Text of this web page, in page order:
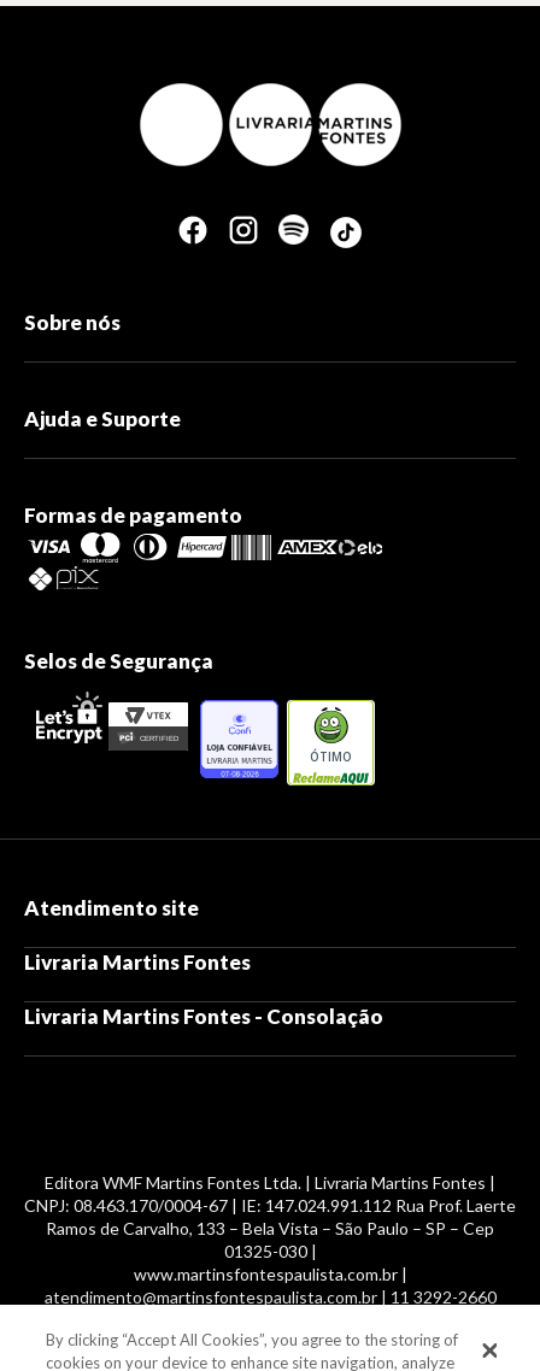
Sobre nós
Ajuda e Suporte
Formas de pagamento
Selos de Segurança
ÓTIMO
Atendimento site
Livraria Martins Fontes
Livraria Martins Fontes - Consolação
Editora WMF Martins Fontes Ltda. | Livraria Martins Fontes |
CNPJ: 08.463.170/0004-67 | IE: 147.024.991.112 Rua Prof. Laerte
Ramos de Carvalho, 133 – Bela Vista – São Paulo – SP – Cep
01325-030 |
www.martinsfontespaulista.com.br |
atendimento@martinsfontespaulista.com.br | 11 3292-2660
© 2014 -2026, MartinsFontes livros nacionais e importados,
com mais de 700 mil títulos. Todos os direitos reservados.
By clicking “Accept All Cookies”, you agree to the storing of
cookies on your device to enhance site navigation, analyze